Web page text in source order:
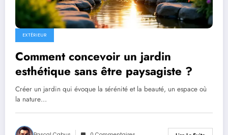
EXTÉRIEUR
Comment concevoir un jardin
esthétique sans être paysagiste ?
Créer un jardin qui évoque la sérénité et la beauté, un espace où
la nature…